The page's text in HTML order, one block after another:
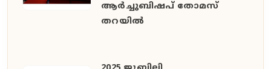
ആർച്ചുബിഷപ് തോമസ്
തറയിൽ